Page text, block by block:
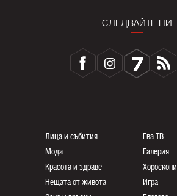
СЛЕДВАЙТЕ НИ
Лица и събития
Мода
Красота и здраве
Нещата от живота
Ева ТВ
Галерия
Хороскопи
Игра